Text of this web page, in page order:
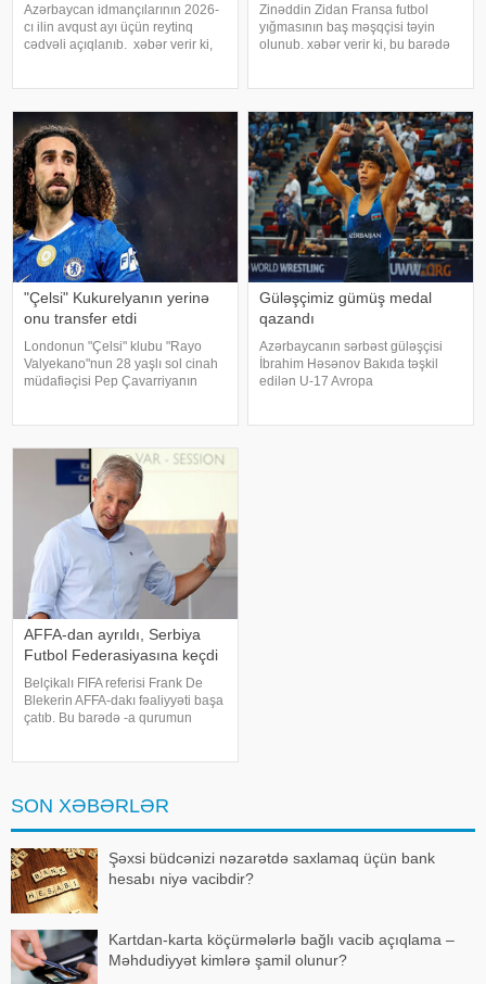
Azərbaycan idmançılarının 2026-
cı ilin avqust ayı üçün reytinq
cədvəli açıqlanıb. xəbər verir ki,
güləşçi Giorgi Meşvildişvili (46
Zinəddin Zidan Fransa futbol
yığmasının baş məşqçisi təyin
olunub. xəbər verir ki, bu barədə
ilə 2030-cu ildə keçiriləcək Futbo
"Çelsi" Kukurelyanın yerinə
onu transfer etdi
Londonun "Çelsi" klubu "Rayo
Valyekano"nun 28 yaşlı sol cinah
müdafiəçisi Pep Çavarriyanın
Güləşçimiz gümüş medal
qazandı
Azərbaycanın sərbəst güləşçisi
İbrahim Həsənov Bakıda təşkil
edilən U-17 Avropa
AFFA-dan ayrıldı, Serbiya
Futbol Federasiyasına keçdi
Belçikalı FIFA referisi Frank De
Blekerin AFFA-dakı fəaliyyəti başa
çatıb. Bu barədə -a qurumun
Bleker
SON XƏBƏRLƏR
Şəxsi büdcənizi nəzarətdə saxlamaq üçün bank
hesabı niyə vacibdir?
Kartdan-karta köçürmələrlə bağlı vacib açıqlama –
Məhdudiyyət kimlərə şamil olunur?